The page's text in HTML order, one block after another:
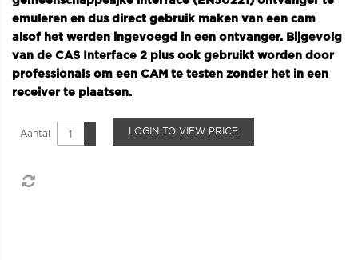
emuleren en dus direct gebruik maken van een cam
alsof het werden ingevoegd in een ontvanger. Bijgevolg
van de CAS Interface 2 plus ook gebruikt worden door
professionals om een CAM te testen zonder het in een
receiver te plaatsen.
Aantal LOGIN TO VIEW PRICE